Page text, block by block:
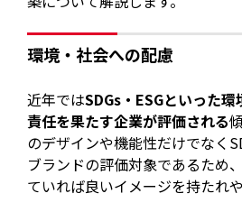
環境・社会への配慮
近年ではSDGs・ESGといった
責任を果たす企業が評価される
のデザインや機能性だけでなく
ブランドの評価対象であるため
ていれば良いイメージを持たれや